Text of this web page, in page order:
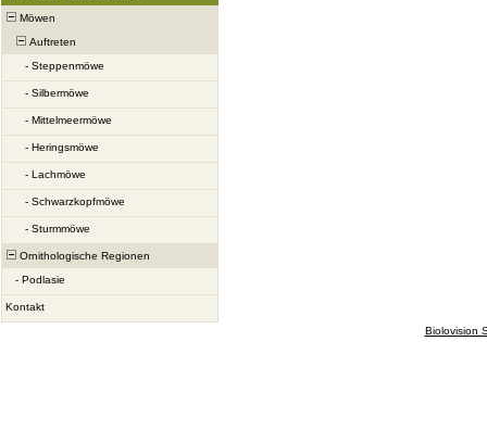
Möwen
Auftreten
- Steppenmöwe
- Silbermöwe
- Mittelmeermöwe
- Heringsmöwe
- Lachmöwe
- Schwarzkopfmöwe
- Sturmmöwe
Ornithologische Regionen
- Podlasie
Kontakt
Biolovision